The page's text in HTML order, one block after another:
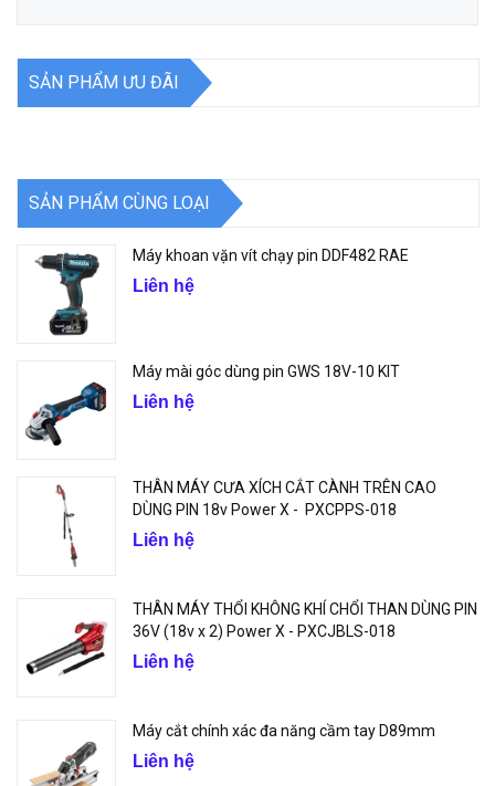
SẢN PHẨM ƯU ĐÃI
SẢN PHẨM CÙNG LOẠI
Máy khoan vặn vít chạy pin DDF482 RAE
Liên hệ
Máy mài góc dùng pin GWS 18V-10 KIT
Liên hệ
THÂN MÁY CƯA XÍCH CẮT CÀNH TRÊN CAO
DÙNG PIN 18v Power X - PXCPPS-018
Liên hệ
THÂN MÁY THỔI KHÔNG KHÍ CHỔI THAN DÙNG PIN
36V (18v x 2) Power X - PXCJBLS-018
Liên hệ
Máy cắt chính xác đa năng cầm tay D89mm
Liên hệ